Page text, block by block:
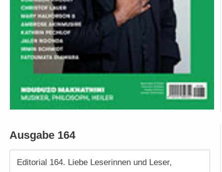
Ausgabe 164
Editorial 164. Liebe Leserinnen und Leser,